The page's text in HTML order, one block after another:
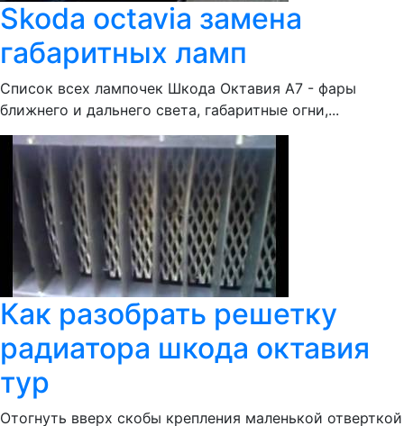
Skoda octavia замена
габаритных ламп
Список всех лампочек Шкода Октавия А7 - фары
ближнего и дальнего света, габаритные огни,...
Как разобрать решетку
радиатора шкода октавия
тур
Отогнуть вверх скобы крепления маленькой отверткой